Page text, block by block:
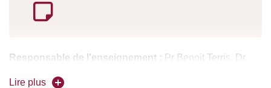
Responsable de l'enseignement : Pr Benoit Terris, Dr
Lire plus